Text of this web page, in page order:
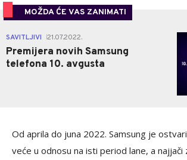
MOŽDA ĆE VAS ZANIMATI
SAVITLJIVI 21.07.2022.
Premijera novih Samsung
telefona 10. avgusta
Od aprila do juna 2022. Samsung je
veće u odnosu na isti period lane, a najjači